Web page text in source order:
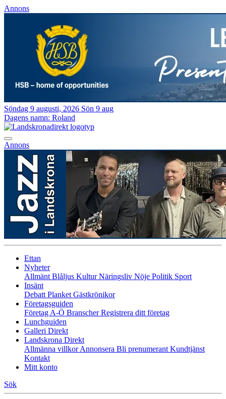
Annons
Söndag 9 augusti, 2026 Sön 9 aug
Dagens namn: Roland
Annons
Ettan
Nyheter
Allmänt Blåljus KulturNäringsliv Nöje Politik Sport
Insänt
Debatt Planket Gästkrönikor
Företagsguiden
Företag A-Ö BranscherRegistrera ditt företag
Lunchguiden
Galleri Direkt
Landskrona Direkt
Allmänna villkorAnnonsera Bli prenumerant Kundtjänst
Kontakt
Mitt konto
Sök